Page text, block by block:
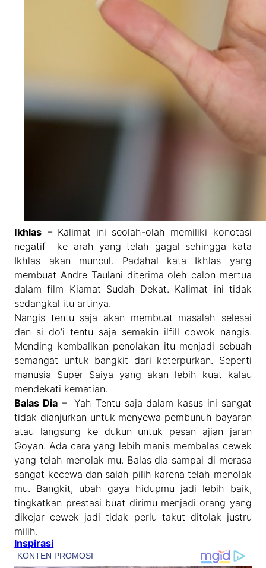
Ikhlas – Kalimat ini seolah-olah memiliki konotasi
negatif ke arah yang telah gagal sehingga kata
Ikhlas akan muncul. Padahal kata Ikhlas yang
membuat Andre Taulani diterima oleh calon mertua
dalam film Kiamat Sudah Dekat. Kalimat ini tidak
sedangkal itu artinya.
Nangis tentu saja akan membuat masalah selesai
dan si do’i tentu saja semakin ilfill cowok nangis.
Mending kembalikan penolakan itu menjadi sebuah
semangat untuk bangkit dari keterpurkan. Seperti
manusia Super Saiya yang akan lebih kuat kalau
mendekati kematian.
Balas Dia – Yah Tentu saja dalam kasus ini sangat
tidak dianjurkan untuk menyewa pembunuh bayaran
atau langsung ke dukun untuk pesan ajian jaran
Goyan. Ada cara yang lebih manis membalas cewek
yang telah menolak mu. Balas dia sampai di merasa
sangat kecewa dan salah pilih karena telah menolak
mu. Bangkit, ubah gaya hidupmu jadi lebih baik,
tingkatkan prestasi buat dirimu menjadi orang yang
dikejar cewek jadi tidak perlu takut ditolak justru
milih.
Inspirasi